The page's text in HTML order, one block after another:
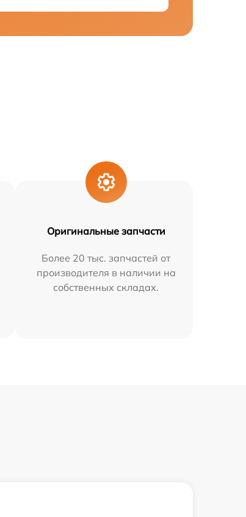
Оригинальные запчасти
Более 20 тыс. запчастей от
производителя в наличии на
собственных складах.